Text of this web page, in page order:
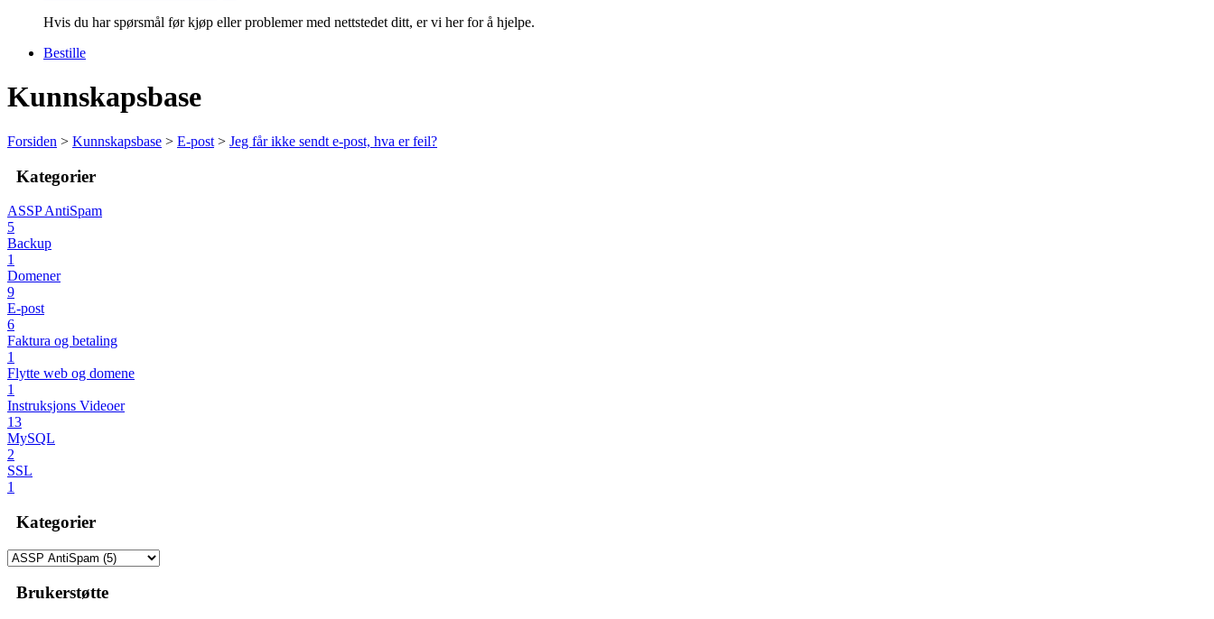
Hvis du har spørsmål før kjøp eller problemer med nettstedet ditt, er vi her for å hjelpe.
Bestille
Kunnskapsbase
Forsiden > Kunnskapsbase > E-post > Jeg får ikke sendt e-post, hva er feil?
Kategorier
ASSP AntiSpam
5
Backup
1
Domener
9
E-post
6
Faktura og betaling
1
Flytte web og domene
1
Instruksjons Videoer
13
MySQL
2
SSL
1
Kategorier
Brukerstøtte